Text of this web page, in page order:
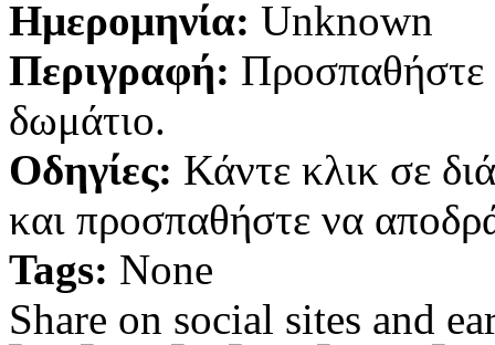
Ημερομηνία: Unknown
Περιγραφή: Προσπαθήστε
δωμάτιο.
Οδηγίες: Κάντε κλικ σε
και προσπαθήστε να
Tags: None
Share on social sites and